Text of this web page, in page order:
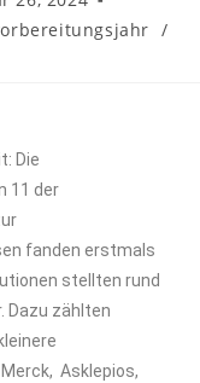
/
Die
11 der
fanden erstmals
stellten rund
Dazu zählten
Asklepios,